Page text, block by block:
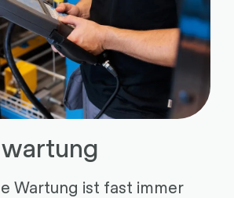
Wartung ist fast immer